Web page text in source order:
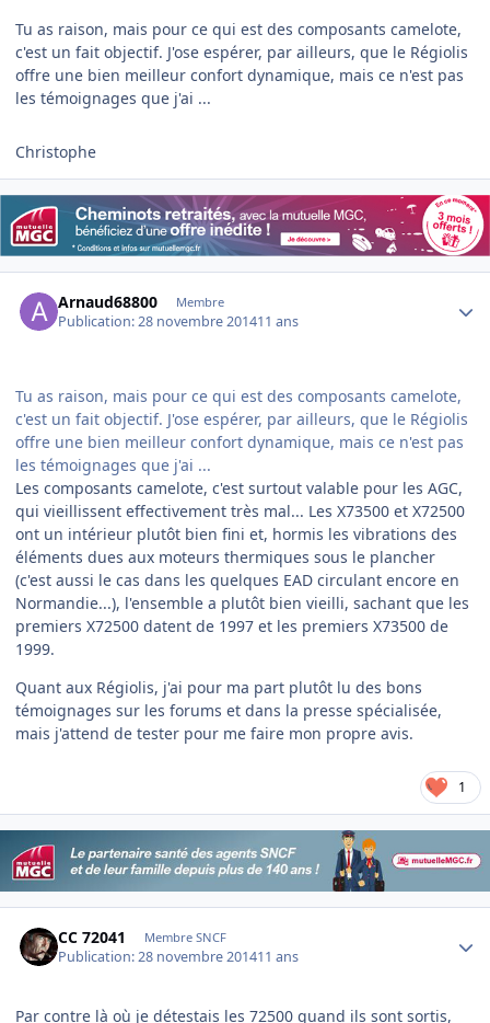
Tu as raison, mais pour ce qui est des composants camelote,
c'est un fait objectif. J'ose espérer, par ailleurs, que le Régiolis
offre une bien meilleur confort dynamique, mais ce n'est pas
les témoignages que j'ai ...
Christophe
Arnaud68800 Membre
Publication:28 novembre 201411 ans
Tu as raison, mais pour ce qui est des composants camelote,
c'est un fait objectif. J'ose espérer, par ailleurs, que le Régiolis
offre une bien meilleur confort dynamique, mais ce n'est pas
les témoignages que j'ai ...
Les composants camelote, c'est surtout valable pour les AGC,
qui vieillissent effectivement très mal... Les X73500 et X72500
ont un intérieur plutôt bien fini et, hormis les vibrations des
éléments dues aux moteurs thermiques sous le plancher
(c'est aussi le cas dans les quelques EAD circulant encore en
Normandie...), l'ensemble a plutôt bien vieilli, sachant que les
premiers X72500 datent de 1997 et les premiers X73500 de
1999.
Quant aux Régiolis, j'ai pour ma part plutôt lu des bons
témoignages sur les forums et dans la presse spécialisée,
mais j'attend de tester pour me faire mon propre avis.
1
CC 72041 Membre SNCF
Publication:28 novembre 201411 ans
Par contre là où je détestais les 72500 quand ils sont sortis,